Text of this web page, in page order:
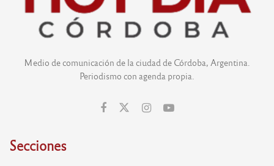
Medio de comunicación de la ciudad de Córdoba, Argentina.
Periodismo con agenda propia.
Secciones